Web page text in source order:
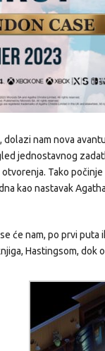
nam nova
jednostavnog
Tako
kao nastavak
će nam, po prvi puta
Hastingsom, dok